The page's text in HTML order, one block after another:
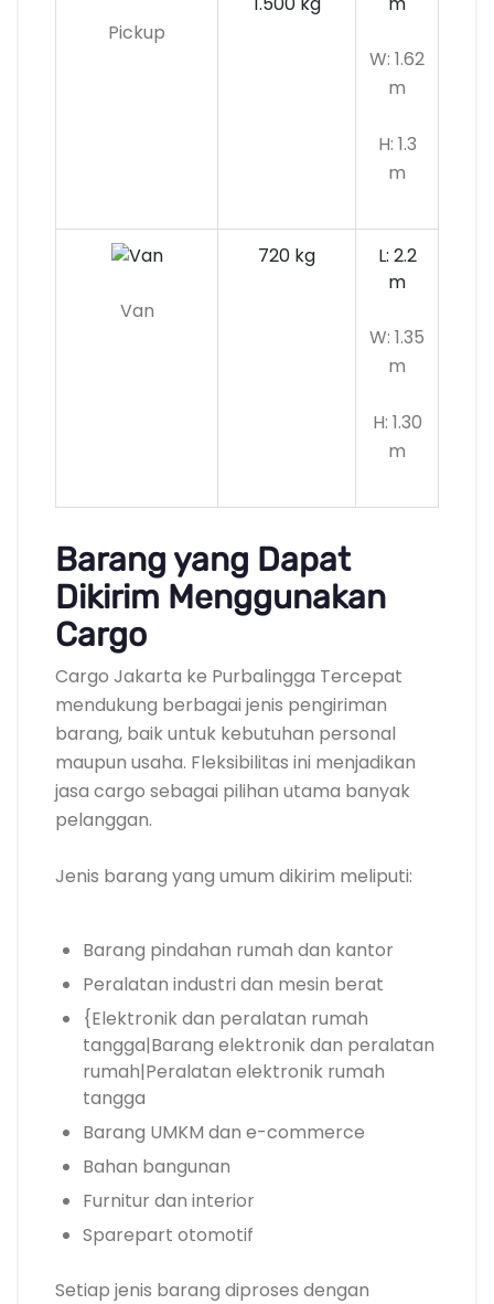
Pickup
W: 1.62
m
H: 1.3
m
Van
720 kg
L: 2.2
m
W: 1.35
m
H: 1.30
m
Barang yang Dapat
Dikirim Menggunakan
Cargo
Cargo Jakarta ke Purbalingga Tercepat
mendukung berbagai jenis pengiriman
barang, baik untuk kebutuhan personal
maupun usaha. Fleksibilitas ini menjadikan
jasa cargo sebagai pilihan utama banyak
pelanggan.
Jenis barang yang umum dikirim meliputi:
Barang pindahan rumah dan kantor
Peralatan industri dan mesin berat
{Elektronik dan peralatan rumah
tangga|Barang elektronik dan peralatan
rumah|Peralatan elektronik rumah
tangga
Barang UMKM dan e-commerce
Bahan bangunan
Furnitur dan interior
Sparepart otomotif
Setiap jenis barang diproses dengan